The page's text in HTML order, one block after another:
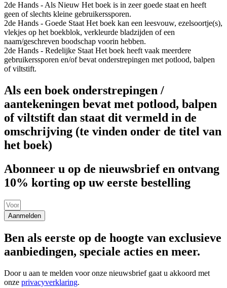
2de Hands - Als Nieuw Het boek is in zeer goede staat en heeft
geen of slechts kleine gebruikerssporen.
2de Hands - Goede Staat Het boek kan een leesvouw, ezelsoortje(s),
vlekjes op het boekblok, verkleurde bladzijden of een
naam/geschreven boodschap voorin hebben.
2de Hands - Redelijke Staat Het boek heeft vaak meerdere
gebruikerssporen en/of bevat onderstrepingen met potlood, balpen
of viltstift.
Als een boek onderstrepingen /
aantekeningen bevat met potlood, balpen
of viltstift dan staat dit vermeld in de
omschrijving (te vinden onder de titel van
het boek)
Abonneer u op de nieuwsbrief en ontvang
10% korting op uw eerste bestelling
Aanmelden
Ben als eerste op de hoogte van exclusieve
aanbiedingen, speciale acties en meer.
Door u aan te melden voor onze nieuwsbrief gaat u akkoord met
onze privacyverklaring.